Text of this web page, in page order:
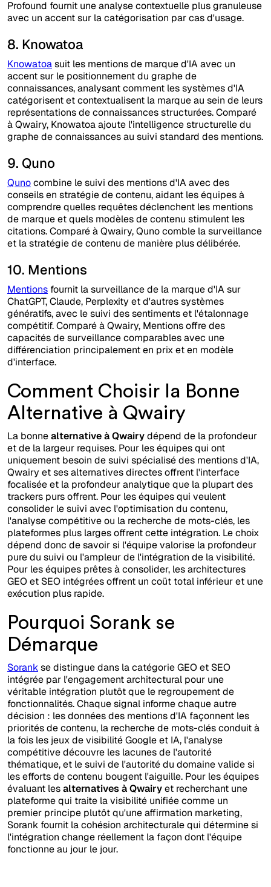
Profound fournit une analyse contextuelle plus granuleuse
avec un accent sur la catégorisation par cas d'usage.
8. Knowatoa
Knowatoasuit les mentions de marque d'IA avec un
accent sur le positionnement du graphe de
connaissances, analysant comment les systèmes d'IA
catégorisent et contextualisent la marque au sein de leurs
représentations de connaissances structurées. Comparé
à Qwairy, Knowatoa ajoute l'intelligence structurelle du
graphe de connaissances au suivi standard des mentions.
9. Quno
Qunocombine le suivi des mentions d'IA avec des
conseils en stratégie de contenu, aidant les équipes à
comprendre quelles requêtes déclenchent les mentions
de marque et quels modèles de contenu stimulent les
citations. Comparé à Qwairy, Quno comble la surveillance
et la stratégie de contenu de manière plus délibérée.
10. Mentions
Mentions fournit la surveillance de la marque d'IA sur
ChatGPT, Claude, Perplexity et d'autres systèmes
génératifs, avec le suivi des sentiments et l'étalonnage
compétitif. Comparé à Qwairy, Mentions offre des
capacités de surveillance comparables avec une
différenciation principalement en prix et en modèle
d'interface.
Comment Choisir la Bonne
Alternative à Qwairy
La bonnealternative à Qwairydépend de la profondeur
et de la largeur requises. Pour les équipes qui ont
uniquement besoin de suivi spécialisé des mentions d'IA,
Qwairy et ses alternatives directes offrent l'interface
focalisée et la profondeur analytique que la plupart des
trackers purs offrent. Pour les équipes qui veulent
consolider le suivi avec l'optimisation du contenu,
l'analyse compétitive ou la recherche de mots-clés, les
plateformes plus larges offrent cette intégration. Le choix
dépend donc de savoir si l'équipe valorise la profondeur
pure du suivi ou l'ampleur de l'intégration de la visibilité.
Pour les équipes prêtes à consolider, les architectures
GEO et SEO intégrées offrent un coüt total inférieur et une
exécution plus rapide.
Pourquoi Sorank se
Démarque
Sorankse distingue dans la catégorie GEO et SEO
intégrée par l'engagement architectural pour une
véritable intégration plutôt que le regroupement de
fonctionnalités. Chaque signal informe chaque autre
décision : les données des mentions d'IA façonnent les
priorités de contenu, la recherche de mots-clés conduit à
la fois les jeux de visibilité Google et IA, l'analyse
compétitive découvre les lacunes de l'autorité
thématique, et le suivi de l'autorité du domaine valide si
les efforts de contenu bougent l'aiguille. Pour les équipes
évaluant lesalternatives à Qwairyet recherchant une
plateforme qui traite la visibilité unifiée comme un
premier principe plutôt qu'une affirmation marketing,
Sorank fournit la cohésion architecturale qui détermine si
l'intégration change réellement la façon dont l'équipe
fonctionne au jour le jour.